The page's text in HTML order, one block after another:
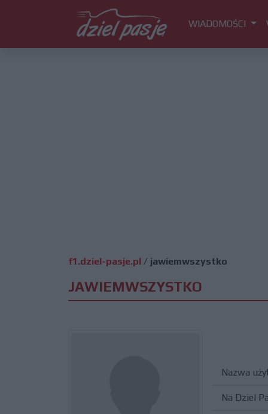
WIADOMOŚCI
f1.dziel-pasje.pl / jawiemwszystko
JAWIEMWSZYSTKO
Nazwa
Na Dziel